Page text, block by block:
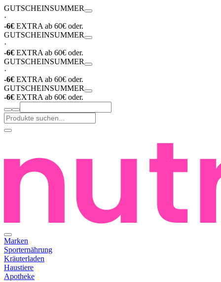
GUTSCHEINSUMMER
·
-6€ EXTRA ab 60€ oder.
GUTSCHEINSUMMER
·
-6€ EXTRA ab 60€ oder.
GUTSCHEINSUMMER
·
-6€ EXTRA ab 60€ oder.
GUTSCHEINSUMMER
-6€ EXTRA ab 60€ oder.
Marken
Sporternährung
Kräuterladen
Haustiere
Apotheke